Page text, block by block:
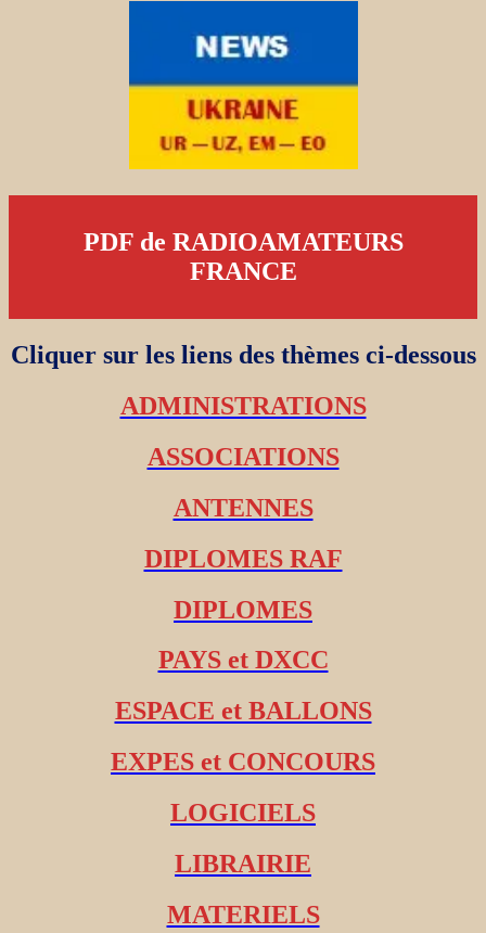
PDF de RADIOAMATEURS
FRANCE
Cliquer sur les liens des thèmes ci-dessous
ADMINISTRATIONS
ASSOCIATIONS
ANTENNES
DIPLOMES RAF
DIPLOMES
PAYS et DXCC
ESPACE et BALLONS
EXPES et CONCOURS
LOGICIELS
LIBRAIRIE
MATERIELS